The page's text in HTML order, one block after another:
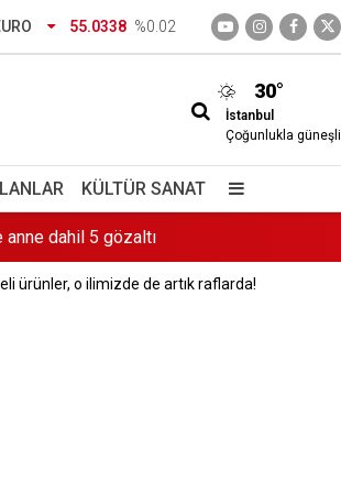
55.0338 %0.02
30°
İstanbul
Çoğunlukla güneşli
KÜLTÜR SANAT
anne dahil 5 gözaltı
ürünler, o ilimizde de artık raflarda!